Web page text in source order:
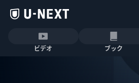
ビデオ ブック